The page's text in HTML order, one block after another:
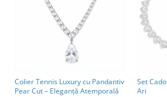
Colier Tennis Luxury cu Pandantiv
Pear Cut – Eleganță Atemporală
Set
Ari